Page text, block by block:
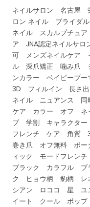
ネイルサロン 名古
ロン ネイル ブライダ
ネイル スカルプチュ
ア JNA認定ネイルサ
可 メンズネイルケア
ル 深爪矯正 噛み爪
ンカラー ベイビーブ
3D フィルイン 長さ
ネイル ニュアンス 同
ケア カラー オフ ネ
プ 学割 キャラクタ
フレンチ ケア 角質
巻き爪 オフ無料 ボ
ィック モードフレン
ブラック カラフル
ク ヒョウ柄 豹柄 レ
シアン ロココ 星 ユ
イート クール ポッ